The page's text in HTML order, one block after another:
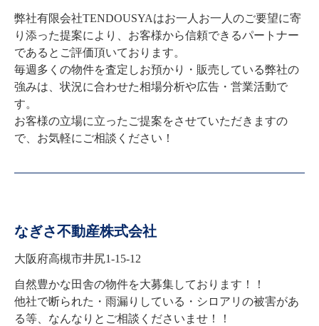
弊社有限会社TENDOUSYAはお一人お一人のご要望に寄
り添った提案により、お客様から信頼できるパートナー
であるとご評価頂いております。
毎週多くの物件を査定しお預かり・販売している弊社の
強みは、状況に合わせた相場分析や広告・営業活動で
す。
お客様の立場に立ったご提案をさせていただきますの
で、お気軽にご相談ください！
なぎさ不動産株式会社
大阪府高槻市井尻1-15-12
自然豊かな田舎の物件を大募集しております！！
他社で断られた・雨漏りしている・シロアリの被害があ
る等、なんなりとご相談くださいませ！！